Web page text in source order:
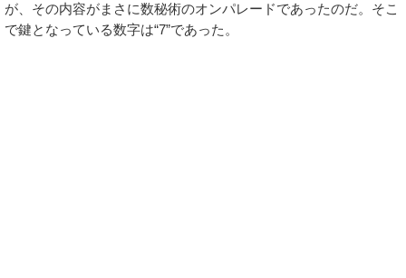
が、その内容がまさに数秘術のオンパレードであったのだ。そこ
で鍵となっている数字は“7”であった。